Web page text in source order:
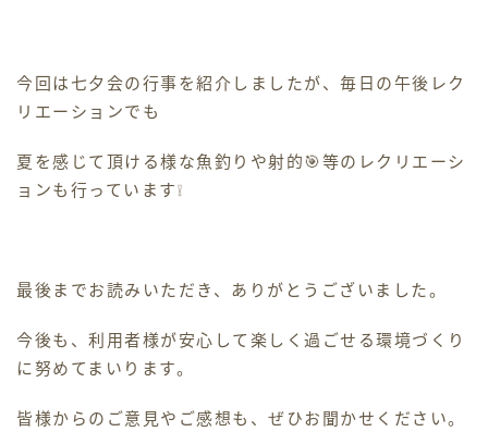
今回は七夕会の行事を紹介しましたが、毎日の午後レク
リエーションでも
夏を感じて頂ける様な魚釣りや射的🎯等のレクリエーシ
ョンも行っています❕
最後までお読みいただき、ありがとうございました。
今後も、利用者様が安心して楽しく過ごせる環境づくり
に努めてまいります。
皆様からのご意見やご感想も、ぜひお聞かせください。